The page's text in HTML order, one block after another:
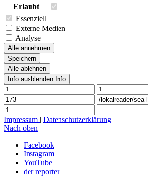
Erlaubt
Essenziell
Externe Medien
Analyse
Alle annehmen
Speichern
Alle ablehnen
Info ausblenden Info
Impressum | Datenschutzerklärung
Nach oben
Facebook
Instagram
YouTube
der reporter